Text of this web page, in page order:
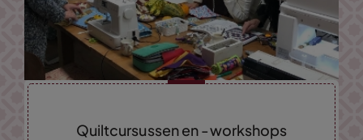
Quiltcursussen en -workshops